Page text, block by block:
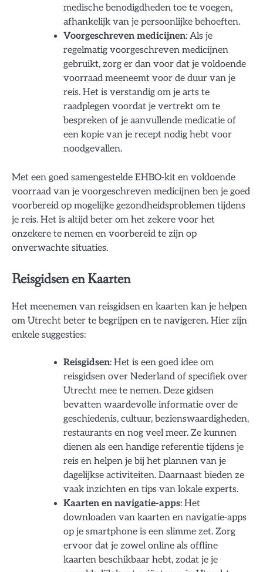
medische benodigdheden toe te voegen,
afhankelijk van je persoonlijke behoeften.
Voorgeschreven medicijnen: Als je
regelmatig voorgeschreven medicijnen
gebruikt, zorg er dan voor dat je voldoende
voorraad meeneemt voor de duur van je
reis. Het is verstandig om je arts te
raadplegen voordat je vertrekt om te
bespreken of je aanvullende medicatie of
een kopie van je recept nodig hebt voor
noodgevallen.
Met een goed samengestelde EHBO-kit en voldoende
voorraad van je voorgeschreven medicijnen ben je goed
voorbereid op mogelijke gezondheidsproblemen tijdens
je reis. Het is altijd beter om het zekere voor het
onzekere te nemen en voorbereid te zijn op
onverwachte situaties.
Reisgidsen en Kaarten
Het meenemen van reisgidsen en kaarten kan je helpen
om Utrecht beter te begrijpen en te navigeren. Hier zijn
enkele suggesties:
Reisgidsen: Het is een goed idee om
reisgidsen over Nederland of specifiek over
Utrecht mee te nemen. Deze gidsen
bevatten waardevolle informatie over de
geschiedenis, cultuur, bezienswaardigheden,
restaurants en nog veel meer. Ze kunnen
dienen als een handige referentie tijdens je
reis en helpen je bij het plannen van je
dagelijkse activiteiten. Daarnaast bieden ze
vaak inzichten en tips van lokale experts.
Kaarten en navigatie-apps: Het
downloaden van kaarten en navigatie-apps
op je smartphone is een slimme zet. Zorg
ervoor dat je zowel online als offline
kaarten beschikbaar hebt, zodat je je